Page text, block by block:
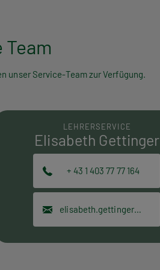
unser Service-Team zur Verfügung.
LEHRERSERVICE
Elisabeth Gettinger
+ 43 1 403 77 77 164
elisabeth.gettinger@hpt.at